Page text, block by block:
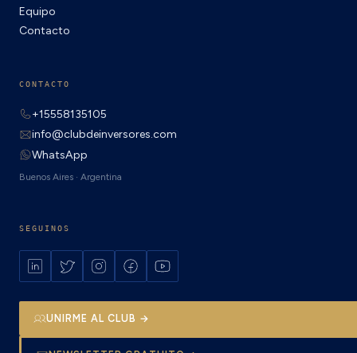
Equipo
Contacto
CONTACTO
+15558135105
info@clubdeinversores.com
WhatsApp
Buenos Aires · Argentina
SEGUINOS
UNIRME AL CLUB →